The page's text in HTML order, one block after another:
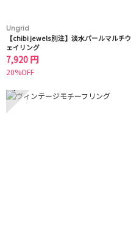
Ungrid
【chibi jewels別注】淡水パールマルチウ
ェイリング
7,920 円
20%OFF
7